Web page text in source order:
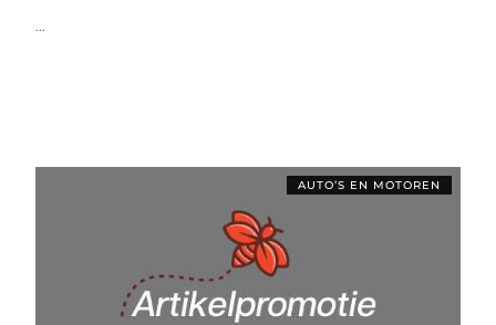
...
AUTO’S EN MOTOREN